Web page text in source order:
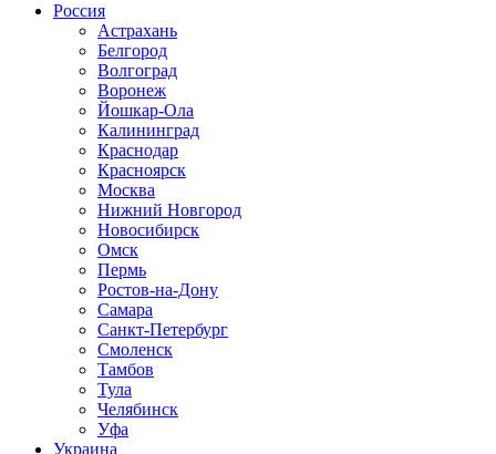
Россия
Астрахань
Белгород
Волгоград
Воронеж
Йошкар-Ола
Калининград
Краснодар
Красноярск
Москва
Нижний Новгород
Новосибирск
Омск
Пермь
Ростов-на-Дону
Самара
Санкт-Петербург
Смоленск
Тамбов
Тула
Челябинск
Уфа
Украина